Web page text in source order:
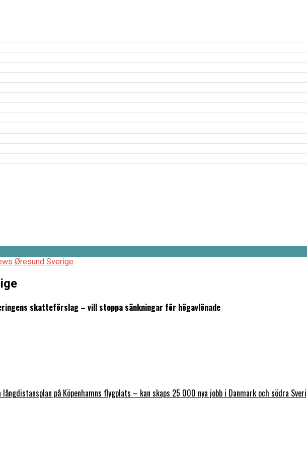
skatteförslag – vill stoppa sänkningar för högavlönade
långdistansplan på Köpenhamns flygplats – kan skaps 25 000 nya jobb i Danmark och södra